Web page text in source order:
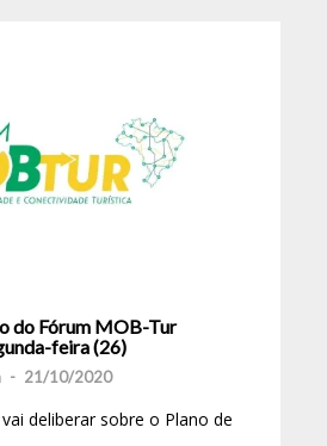
do Fórum MOB-Tur
feira (26)
- 21/10/2020
deliberar sobre o Plano de